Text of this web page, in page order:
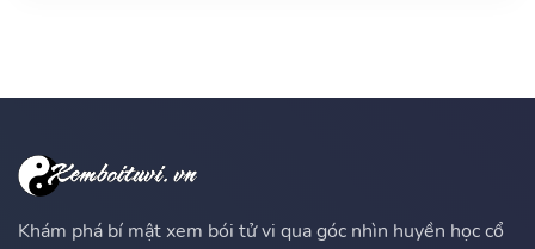
Khám phá bí mật xem bói tử vi qua góc nhìn huyền học cổ